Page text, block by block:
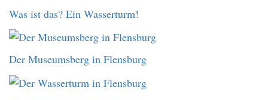
Was ist das? Ein Wasserturm!
Der Museumsberg in Flensburg